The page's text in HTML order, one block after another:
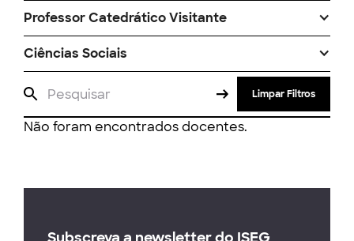
Professor Catedrático Visitante
Ciências Sociais
Limpar Filtros
Não foram encontrados docentes.